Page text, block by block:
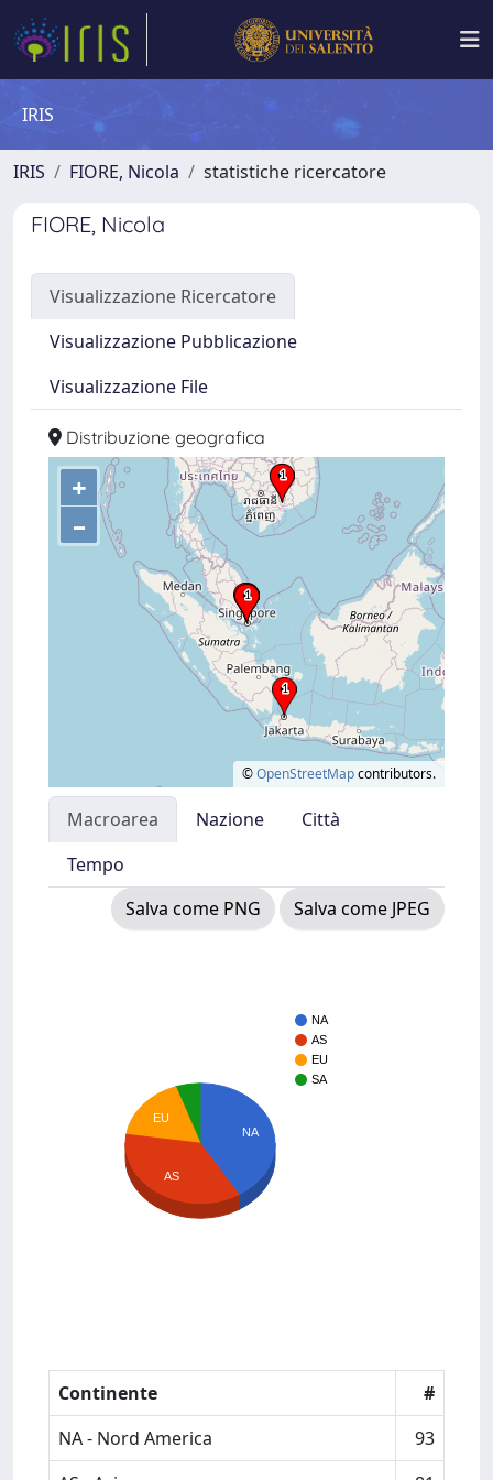
IRIS
IRIS FIORE, Nicola statistiche ricercatore
FIORE, Nicola
Visualizzazione Ricercatore
Visualizzazione Pubblicazione
Visualizzazione File
Distribuzione geografica
+
–
©OpenStreetMapcontributors.
Macroarea Nazione
Città
Tempo
Salva come PNG
Salva come JPEG
NA
AS
EU
SA
NA
EU
AS
Continente
#
NA - Nord America
93